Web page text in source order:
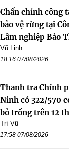
Chấn chỉnh công
bảo vệ rừng tại
Lâm nghiệp Bảo
Vũ Linh
18:16 07/08/2026
Thanh tra Chính
Ninh có 322/570
bỏ trống trên 12
Trí Vũ
17:58 07/08/2026